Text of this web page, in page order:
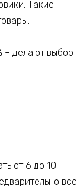
Такие
– делают выбор
от 6 до 10
все